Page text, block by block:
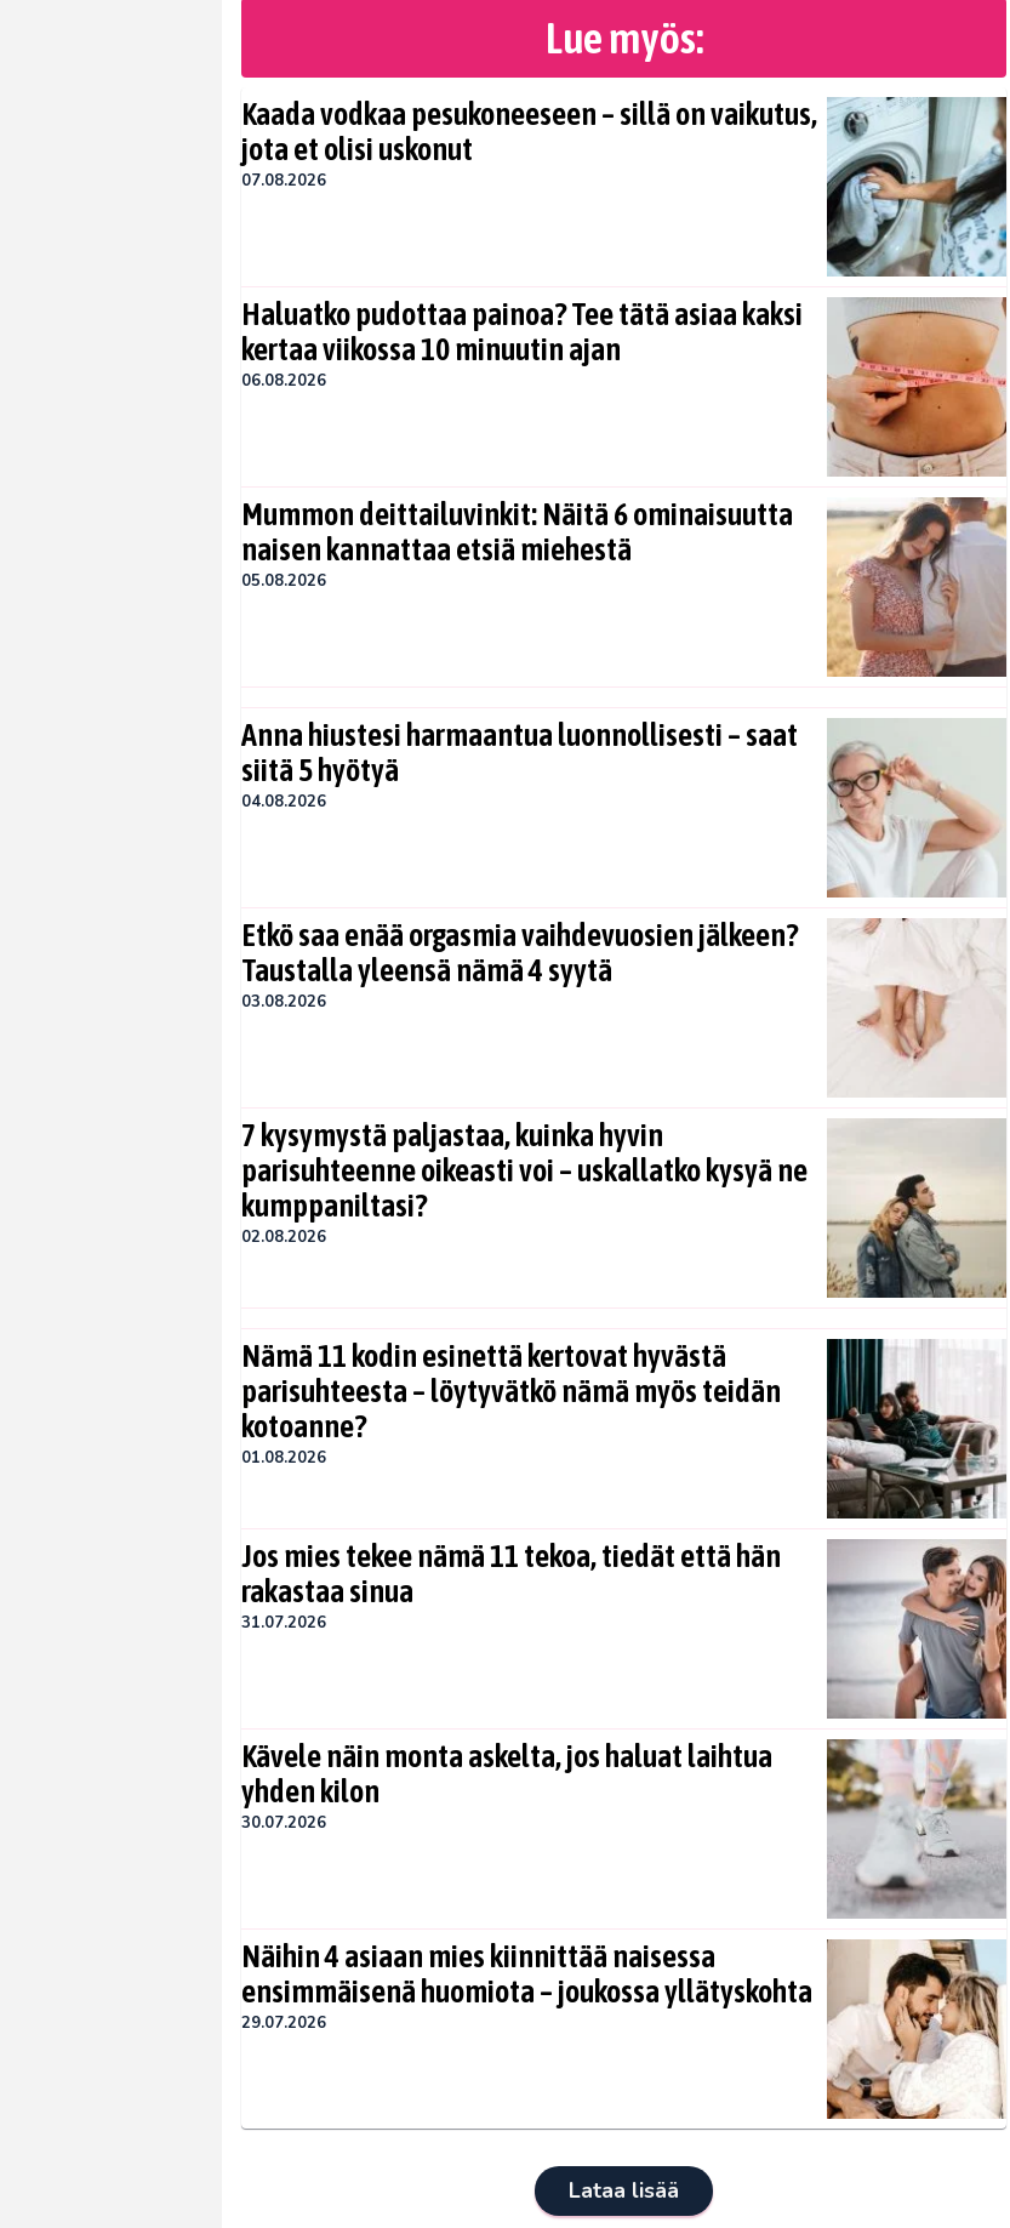
Lue myös:
Kaada vodkaa pesukoneeseen – sillä on vaikutus,
jota et olisi uskonut
07.08.2026
Haluatko pudottaa painoa? Tee tätä asiaa kaksi
kertaa viikossa 10 minuutin ajan
06.08.2026
Mummon deittailuvinkit: Näitä 6 ominaisuutta
naisen kannattaa etsiä miehestä
05.08.2026
Anna hiustesi harmaantua luonnollisesti – saat
siitä 5 hyötyä
04.08.2026
Etkö saa enää orgasmia vaihdevuosien jälkeen?
Taustalla yleensä nämä 4 syytä
03.08.2026
7 kysymystä paljastaa, kuinka hyvin
parisuhteenne oikeasti voi – uskallatko kysyä ne
kumppaniltasi?
02.08.2026
Nämä 11 kodin esinettä kertovat hyvästä
parisuhteesta – löytyvätkö nämä myös teidän
kotoanne?
01.08.2026
Jos mies tekee nämä 11 tekoa, tiedät että hän
rakastaa sinua
31.07.2026
Kävele näin monta askelta, jos haluat laihtua
yhden kilon
30.07.2026
Näihin 4 asiaan mies kiinnittää naisessa
ensimmäisenä huomiota – joukossa yllätyskohta
29.07.2026
Lataa lisää